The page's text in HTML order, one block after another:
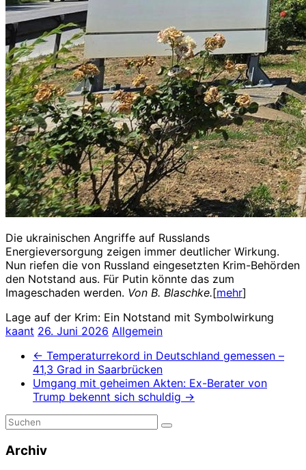
Die ukrainischen Angriffe auf Russlands
Energieversorgung zeigen immer deutlicher Wirkung.
Nun riefen die von Russland eingesetzten Krim-Behörden
den Notstand aus. Für Putin könnte das zum
Imageschaden werden. Von B. Blaschke.[mehr]
Lage auf der Krim: Ein Notstand mit Symbolwirkung
kaant 26. Juni 2026 Allgemein
← Temperaturrekord in Deutschland gemessen –
41,3 Grad in Saarbrücken
Umgang mit geheimen Akten: Ex-Berater von
Trump bekennt sich schuldig →
Archiv